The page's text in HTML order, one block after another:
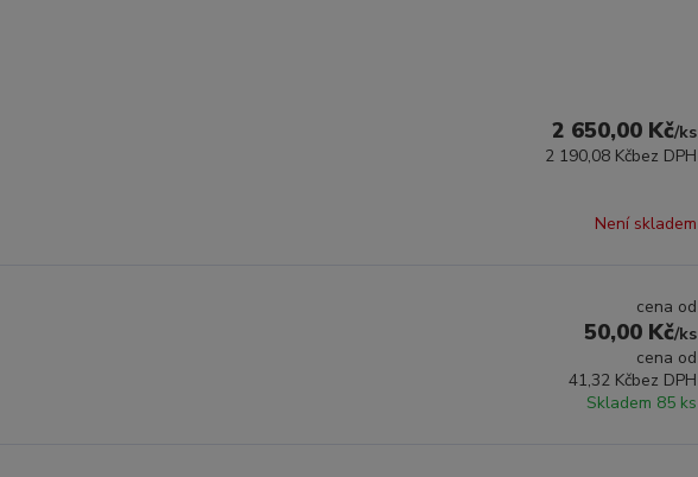
2 650,00 Kč/ks
2 190,08 Kčbez DPH
Není skladem
cena od
50,00 Kč/ks
cena od
41,32 Kčbez DPH
Skladem 85 ks